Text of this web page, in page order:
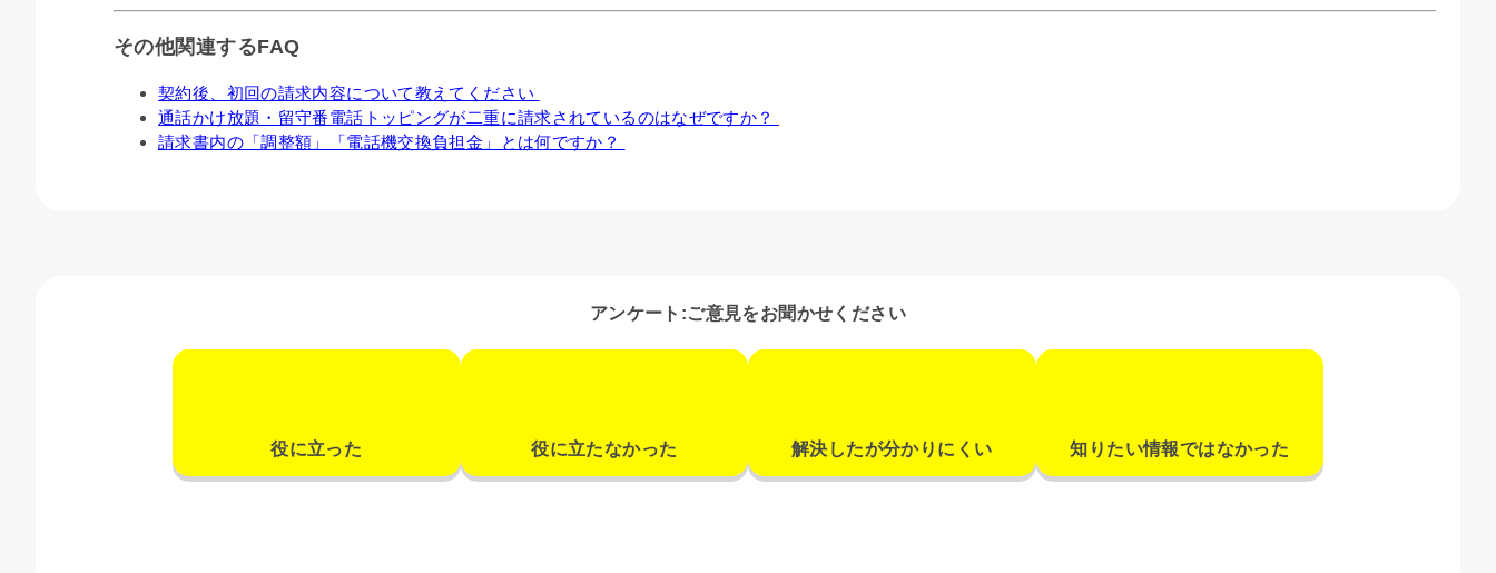
その他関連するFAQ
契約後、初回の請求内容について教えてください
通話かけ放題・留守番電話トッピングが二重に請求されているのはなぜですか？
請求書内の「調整額」「電話機交換負担金」とは何ですか？
アンケート:ご意見をお聞かせください
役に立った 役に立たなかった 解決したが分かりにくい 知りたい情報ではなかった